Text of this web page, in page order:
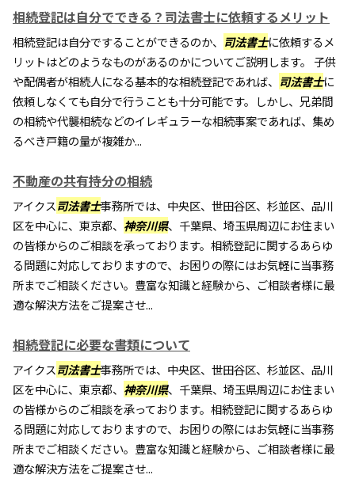
相続登記は自分でできる？司法書士に依頼するメリット
相続登記は自分ですることができるのか、 司法書士に依頼するメ
リットはどのようなものがあるのかについてご説明します。 子供
や配偶者が相続人になる基本的な相続登記であれば、 司法書士に
依頼しなくても自分で行うことも十分可能です。しかし、兄弟間
の相続や代襲相続などのイレギュラーな相続事案であれば、集め
るべき戸籍の量が複雑か...
不動産の共有持分の相続
アイクス司法書士事務所では、中央区、世田谷区、杉並区、品川
区を中心に、東京都、 神奈川県、千葉県、埼玉県周辺にお住まい
の皆様からのご相談を承っております。相続登記に関するあらゆ
る問題に対応しておりますので、お困りの際にはお気軽に当事務
所までご相談ください。豊富な知識と経験から、ご相談者様に最
適な解決方法をご提案させ...
相続登記に必要な書類について
アイクス司法書士事務所では、中央区、世田谷区、杉並区、品川
区を中心に、東京都、 神奈川県、千葉県、埼玉県周辺にお住まい
の皆様からのご相談を承っております。相続登記に関するあらゆ
る問題に対応しておりますので、お困りの際にはお気軽に当事務
所までご相談ください。豊富な知識と経験から、ご相談者様に最
適な解決方法をご提案させ...